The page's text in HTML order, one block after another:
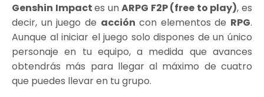
Genshin Impactes unARPG F2P (free to play), es
decir, un juego de acción con elementos de RPG.
Aunque al iniciar el juego solo dispones de un único
personaje en tu equipo, a medida que avances
obtendrás más para llegar al máximo de cuatro
que puedes llevar en tu grupo.